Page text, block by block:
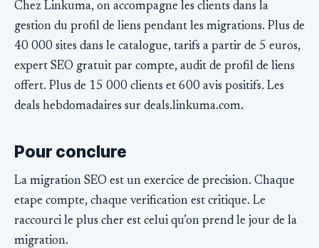
Chez Linkuma, on accompagne les clients dans la
gestion du profil de liens pendant les migrations. Plus de
40 000 sites dans le catalogue, tarifs a partir de 5 euros,
expert SEO gratuit par compte, audit de profil de liens
offert. Plus de 15 000 clients et 600 avis positifs. Les
deals hebdomadaires sur deals.linkuma.com.
Pour conclure
La migration SEO est un exercice de precision. Chaque
etape compte, chaque verification est critique. Le
raccourci le plus cher est celui qu’on prend le jour de la
migration.